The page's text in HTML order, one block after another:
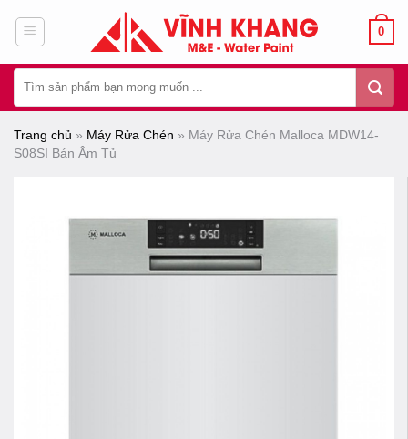
dung
0
kiếm:
Trang chủ » Máy Rửa Chén » Máy Rửa Chén Malloca MDW14-
S08SI Bán Âm Tủ